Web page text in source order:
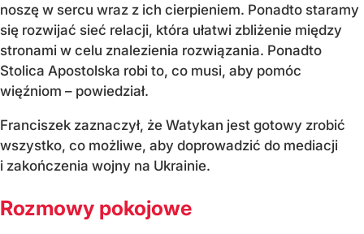
noszę w sercu wraz z ich cierpieniem. Ponadto staramy
się rozwijać sieć relacji, która ułatwi zbliżenie między
stronami w celu znalezienia rozwiązania. Ponadto
Stolica Apostolska robi to, co musi, aby pomóc
więźniom – powiedział.
Franciszek zaznaczył, że Watykan jest gotowy zrobić
wszystko, co możliwe, aby doprowadzić do mediacji
i zakończenia wojny na Ukrainie.
Rozmowy pokojowe